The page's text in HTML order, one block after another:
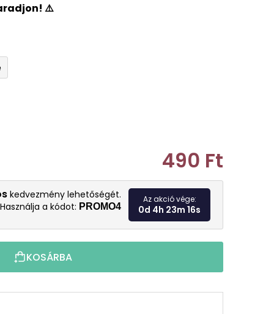
⚠️
490 Ft
Egységár:
kedvezmény lehetőségét.
Használja a kódot: PROMO4
Az akció vége:
0d 4h 23m 14s
KOSÁRBA